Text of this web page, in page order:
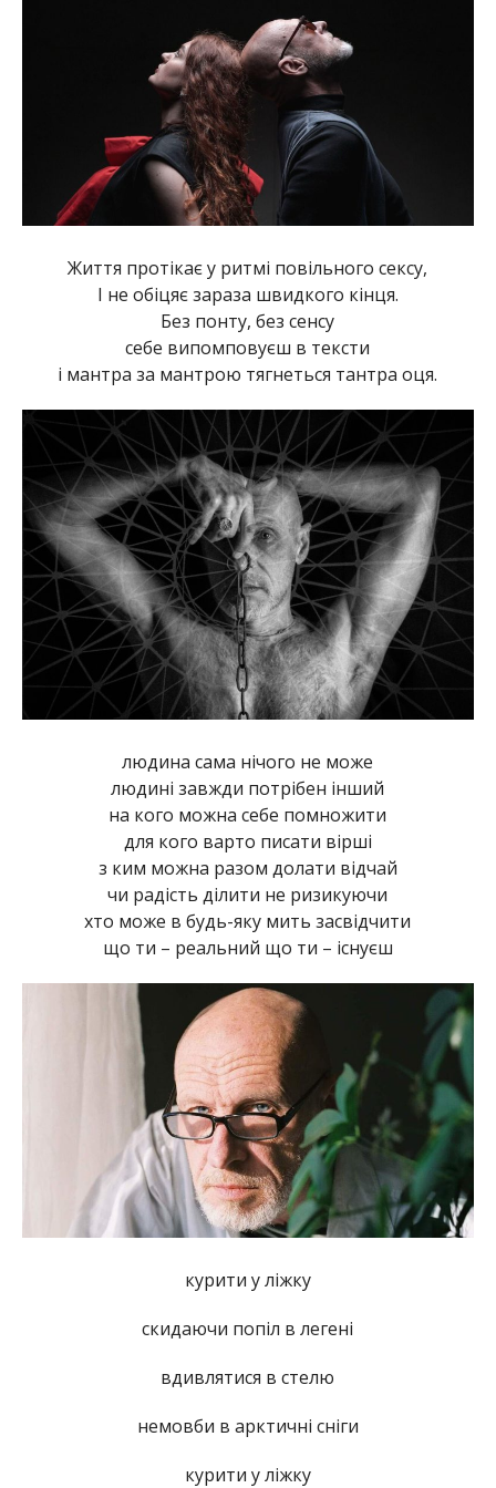
Життя протікає у ритмі повільного сексу,
І не обіцяє зараза швидкого кінця.
Без понту, без сенсу
себе випомповуєш в тексти
і мантра за мантрою тягнеться тантра оця.
людина сама нічого не може
людині завжди потрібен інший
на кого можна себе помножити
для кого варто писати вірші
з ким можна разом долати відчай
чи радість ділити не ризикуючи
хто може в будь-яку мить засвідчити
що ти – реальний що ти – існуєш
курити у ліжку
скидаючи попіл в легені
вдивлятися в стелю
немовби в арктичні сніги
курити у ліжку